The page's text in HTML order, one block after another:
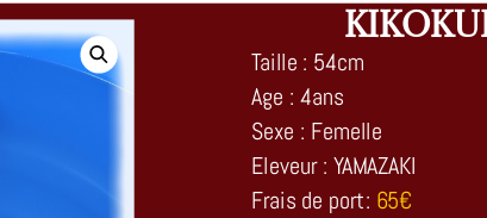
Taille : 54cm
Age : 4ans
Sexe : Femelle
Eleveur : YAMAZAKI
Frais de port: 65€